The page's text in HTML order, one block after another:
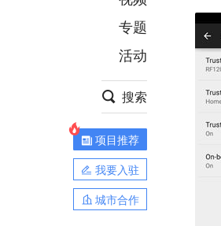
项目推荐
安徽
专题
活动
搜索
项目推荐
我要入驻
城市合作